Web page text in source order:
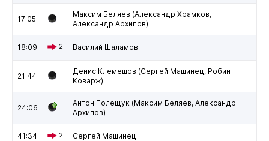
17:05
Максим Беляев (Александр Храмков,
Александр Архипов)
18:09 2 Василий Шаламов
21:44
Денис Клемешов (Сергей Машинец, Робин
Коварж)
24:06
Антон Полещук (Максим Беляев, Александр
Архипов)
41:34 2 Сергей Машинец